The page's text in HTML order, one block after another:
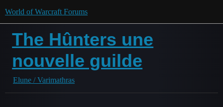
World of Warcraft Forums
The Hûnters une
nouvelle guilde
Elune / Varimathras